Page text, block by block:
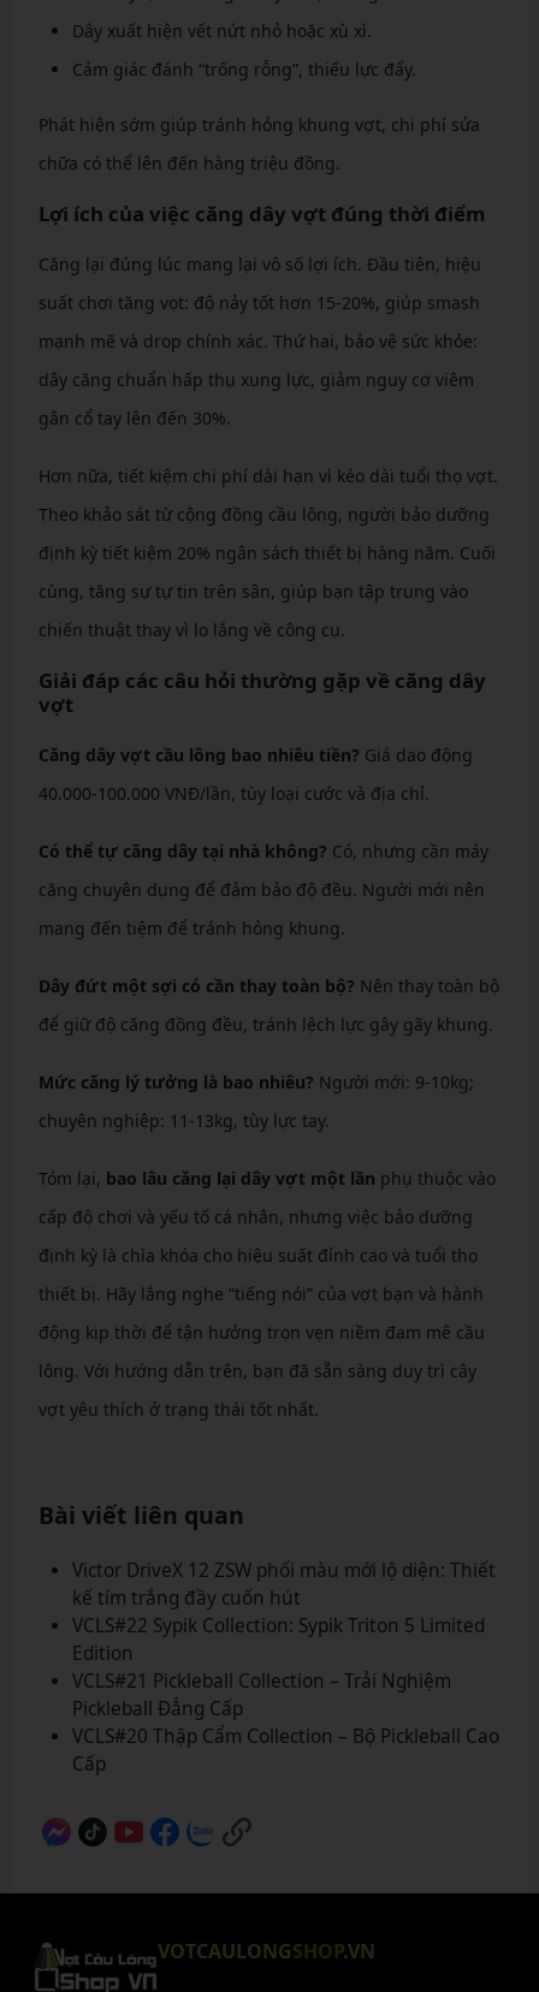
Dây xuất hiện vết nứt nhỏ hoặc xù xì.
Cảm giác đánh “trống rỗng”, thiếu lực đẩy.
Phát hiện sớm giúp tránh hỏng khung vợt, chi phí sửa
chữa có thể lên đến hàng triệu đồng.
Lợi ích của việc căng dây vợt đúng thời điểm
Căng lại đúng lúc mang lại vô số lợi ích. Đầu tiên, hiệu
suất chơi tăng vọt: độ nảy tốt hơn 15-20%, giúp smash
mạnh mẽ và drop chính xác. Thứ hai, bảo vệ sức khỏe:
dây căng chuẩn hấp thụ xung lực, giảm nguy cơ viêm
gân cổ tay lên đến 30%.
Hơn nữa, tiết kiệm chi phí dài hạn vì kéo dài tuổi thọ vợt.
Theo khảo sát từ cộng đồng cầu lông, người bảo dưỡng
định kỳ tiết kiệm 20% ngân sách thiết bị hàng năm. Cuối
cùng, tăng sự tự tin trên sân, giúp bạn tập trung vào
chiến thuật thay vì lo lắng về công cụ.
Giải đáp các câu hỏi thường gặp về căng dây
vợt
Căng dây vợt cầu lông bao nhiêu tiền? Giá dao động
40.000-100.000 VNĐ/lần, tùy loại cước và địa chỉ.
Có thể tự căng dây tại nhà không? Có, nhưng cần máy
căng chuyên dụng để đảm bảo độ đều. Người mới nên
mang đến tiệm để tránh hỏng khung.
Dây đứt một sợi có cần thay toàn bộ? Nên thay toàn bộ
để giữ độ căng đồng đều, tránh lệch lực gây gãy khung.
Mức căng lý tưởng là bao nhiêu? Người mới: 9-10kg;
chuyên nghiệp: 11-13kg, tùy lực tay.
Tóm lại, bao lâu căng lại dây vợt một lần phụ thuộc vào
cấp độ chơi và yếu tố cá nhân, nhưng việc bảo dưỡng
định kỳ là chìa khóa cho hiệu suất đỉnh cao và tuổi thọ
thiết bị. Hãy lắng nghe “tiếng nói” của vợt bạn và hành
động kịp thời để tận hưởng trọn vẹn niềm đam mê cầu
lông. Với hướng dẫn trên, bạn đã sẵn sàng duy trì cây
vợt yêu thích ở trạng thái tốt nhất.
Bài viết liên quan
Victor DriveX 12 ZSW phối màu mới lộ diện: Thiết
kế tím trắng đầy cuốn hút
VCLS#22 Sypik Collection: Sypik Triton 5 Limited
Edition
VCLS#21 Pickleball Collection – Trải Nghiệm
Pickleball Đẳng Cấp
VCLS#20 Thập Cẩm Collection – Bộ Pickleball Cao
Cấp
VOTCAULONGSHOP.VN